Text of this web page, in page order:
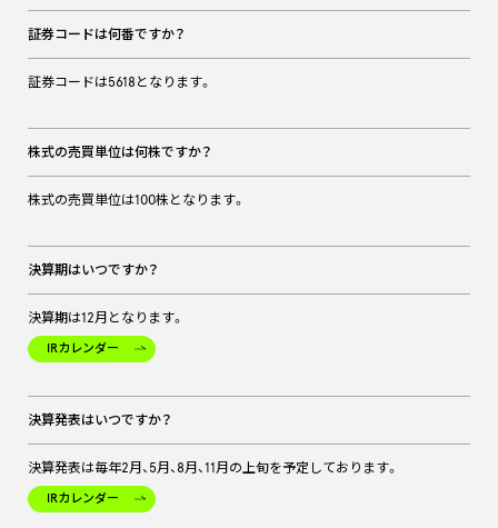
証券コードは何番ですか？
証券コードは5618となります。
株式の売買単位は何株ですか？
株式の売買単位は100株となります。
決算期はいつですか？
決算期は12月となります。
IRカレンダー
決算発表はいつですか？
決算発表は毎年2月、5月、8月、11月の上旬を予定しております。
IRカレンダー